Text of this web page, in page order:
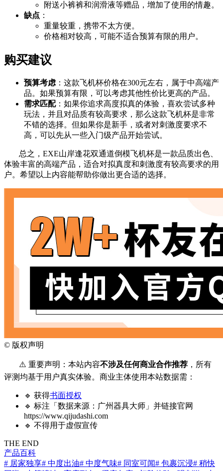
附送小裤裤和润滑液等赠品，增加了使用的情趣。
缺点 ：
重量较重，携带不太方便。
价格相对较高，可能不适合预算有限的用户。
购买建议
预算考虑 ：这款飞机杯价格在300元左右，属于中高端产
品。如果预算有限，可以考虑其他性价比更高的产品。
需求匹配：如果你追求高度拟真的体验，喜欢尝试多种
玩法，并且对品质有较高要求，那么这款飞机杯是非常
不错的选择。但如果你是新手，或者对刺激度要求不
高，可以先从一些入门级产品开始尝试。
总之，EXE山岸逢花双通道倒模飞机杯是一款品质出色、
体验丰富的高端产品，适合对拟真度和刺激度有较高要求的用
户。希望以上内容能帮助你做出更合适的选择。
© 版权声明
⚠️ 重要声明：本站内容不涉及任何商业合作推荐 ，所有
评测均基于用户真实体验。商业主体使用本站数据需：
🔹 获得书面授权
🔹 标注「数据来源：广州器具大师」并链接官网
https://www.qijudashi.com
🔹 不得用于虚假宣传
THE END
产品百科
# 居家独享# 中度出油# 中度气味# 同室可闻# 包裹沉浸# 稍快